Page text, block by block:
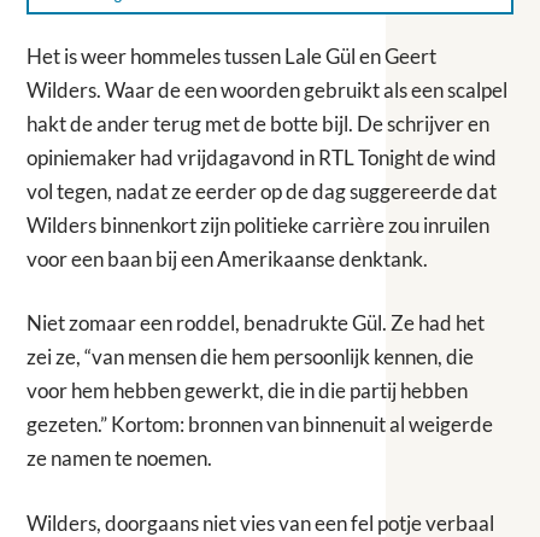
Het is weer hommeles tussen Lale Gül en Geert
Wilders. Waar de een woorden gebruikt als een scalpel
hakt de ander terug met de botte bijl. De schrijver en
opiniemaker had vrijdagavond in RTL Tonight de wind
vol tegen, nadat ze eerder op de dag suggereerde dat
Wilders binnenkort zijn politieke carrière zou inruilen
voor een baan bij een Amerikaanse denktank.
Niet zomaar een roddel, benadrukte Gül. Ze had het
zei ze, “van mensen die hem persoonlijk kennen, die
voor hem hebben gewerkt, die in die partij hebben
gezeten.” Kortom: bronnen van binnenuit al weigerde
ze namen te noemen.
Wilders, doorgaans niet vies van een fel potje verbaal